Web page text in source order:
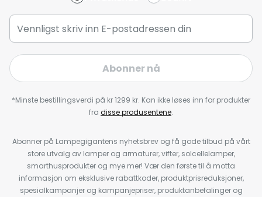
Abonner nå
*Minste bestillingsverdi på kr 1299 kr. Kan ikke løses inn for produkter
fra disse produsentene.
Abonner på Lampegigantens nyhetsbrev og få gode tilbud på vårt
store utvalg av lamper og armaturer, vifter, solcellelamper,
smarthusprodukter og mye mer! Vær den første til å motta
informasjon om eksklusive rabattkoder, produktprisreduksjoner,
spesialkampanjer og kampanjepriser, produktanbefalinger og